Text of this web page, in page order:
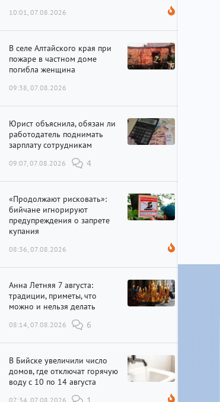
10:01, 07.08.2026
В селе Алтайского края при
пожаре в частном доме
погибла женщина
09:38, 07.08.2026
Юрист объяснила, обязан ли
работодатель поднимать
зарплату сотрудникам
09:07, 07.08.2026 4
«Продолжают рисковать»:
бийчане игнорируют
предупреждения о запрете
купания
08:36, 07.08.2026
Анна Летняя 7 августа:
традиции, приметы, что
можно и нельзя делать
08:14, 07.08.2026 6
В Бийске увеличили число
домов, где отключат горячую
воду с 10 по 14 августа
07:34, 07.08.2026